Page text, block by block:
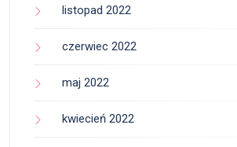
listopad 2022
czerwiec 2022
maj 2022
kwiecień 2022